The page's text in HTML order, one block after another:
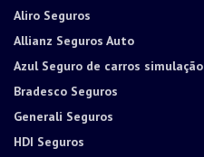
Aliro Seguros
Allianz Seguros Auto
Azul Seguro de carros simulação
Bradesco Seguros
Generali Seguros
HDI Seguros